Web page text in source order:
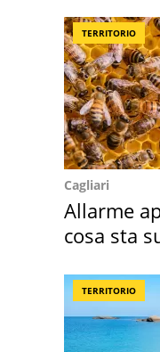
TERRITORIO
Cagliari
Allarme
cosa sta
TERRITORIO